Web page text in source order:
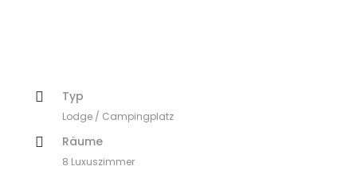
Typ
Lodge / Campingplatz
Räume
8 Luxuszimmer